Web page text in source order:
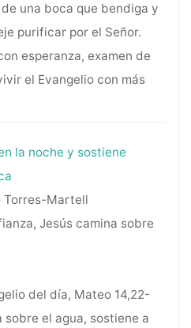
una boca que bendiga y
purificar por el Señor.
esperanza, examen de
el Evangelio con más
la noche y sostiene
Torres-Martell
Jesús camina sobre
del día, Mateo 14,22-
el agua, sostiene a